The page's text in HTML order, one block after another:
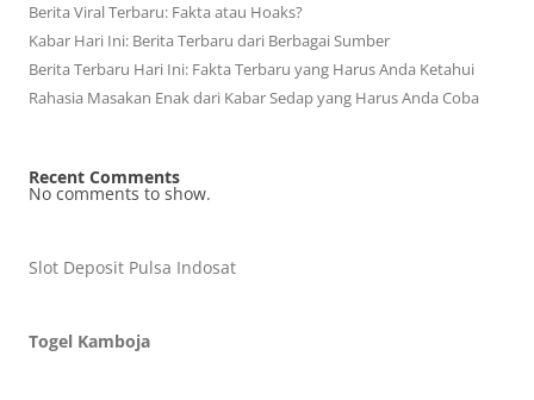
Berita Viral Terbaru: Fakta atau Hoaks?
Kabar Hari Ini: Berita Terbaru dari Berbagai Sumber
Berita Terbaru Hari Ini: Fakta Terbaru yang Harus Anda Ketahui
Rahasia Masakan Enak dari Kabar Sedap yang Harus Anda Coba
Recent Comments
No comments to show.
Slot Deposit Pulsa Indosat
Togel Kamboja